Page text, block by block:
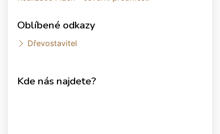
Oblíbené odkazy
Dřevostavitel
Kde nás najdete?